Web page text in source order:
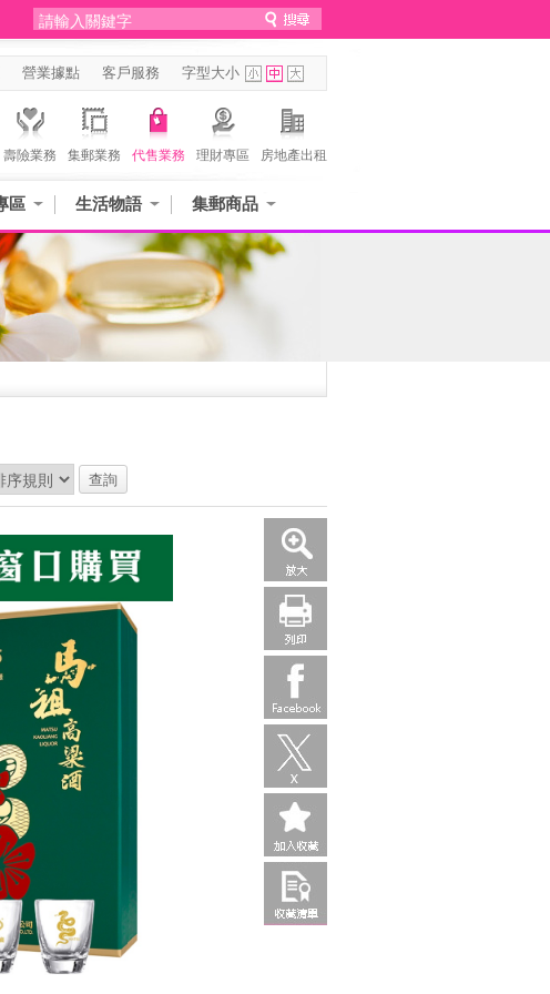
營業據點 客戶服務 字型大小
壽險業務 集郵業務 代售業務 理財專區 房地產出租
區 生活物語 集郵商品